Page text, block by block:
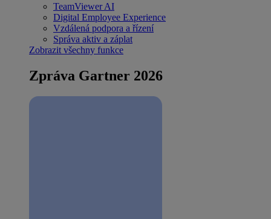
TeamViewer AI
Digital Employee Experience
Vzdálená podpora a řízení
Správa aktiv a záplat
Zobrazit všechny funkce
Zpráva Gartner 2026